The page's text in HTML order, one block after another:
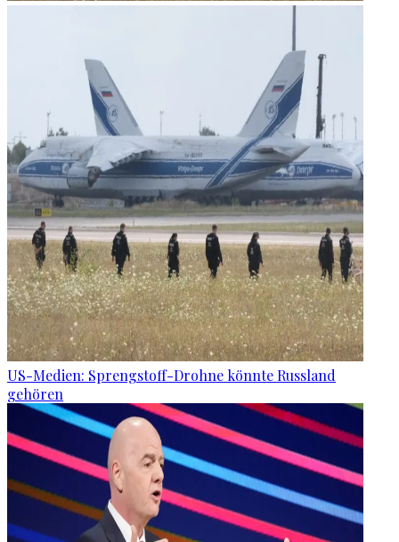
US-Medien: Sprengstoff-Drohne könnte Russland
gehören